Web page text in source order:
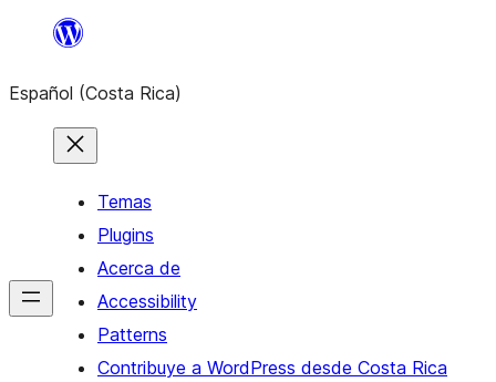
Saltar
contenido
Español (Costa Rica)
Temas
Plugins
Acerca de
Accessibility
Patterns
Contribuye a WordPress desde Costa Rica